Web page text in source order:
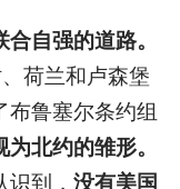
自强的道路。
荷兰和卢森堡
布鲁塞尔条约组
北约的雏形。
到， 没有美国